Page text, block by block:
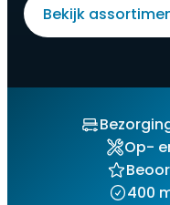
Bekijk
Op-
400